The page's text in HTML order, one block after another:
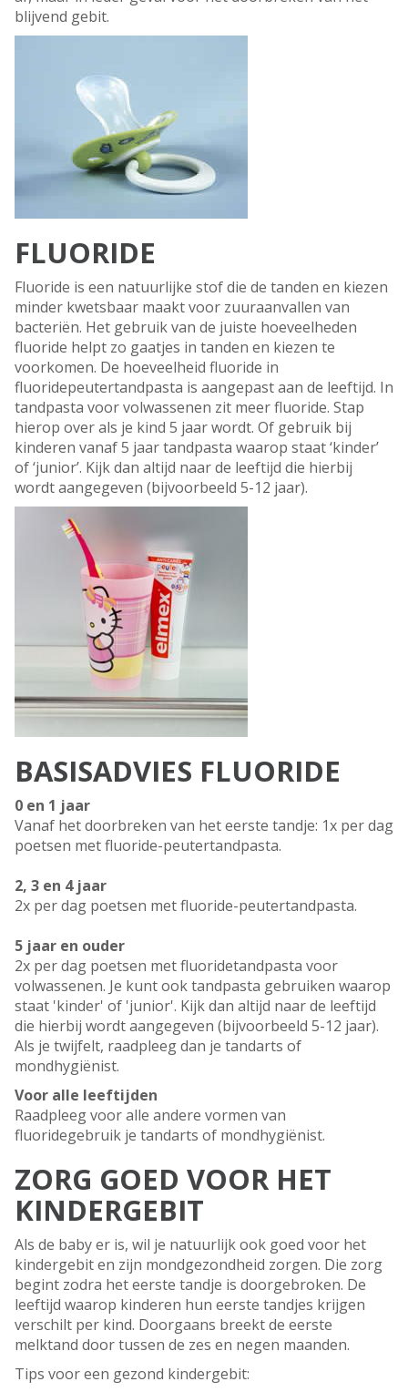
blijvend gebit.
FLUORIDE
Fluoride is een natuurlijke stof die de tanden en kiezen
minder kwetsbaar maakt voor zuuraanvallen van
bacteriën. Het gebruik van de juiste hoeveelheden
fluoride helpt zo gaatjes in tanden en kiezen te
voorkomen. De hoeveelheid fluoride in
fluoridepeutertandpasta is aangepast aan de leeftijd. In
tandpasta voor volwassenen zit meer fluoride. Stap
hierop over als je kind 5 jaar wordt. Of gebruik bij
kinderen vanaf 5 jaar tandpasta waarop staat ‘kinder’
of ‘junior’. Kijk dan altijd naar de leeftijd die hierbij
wordt aangegeven (bijvoorbeeld 5-12 jaar).
BASISADVIES FLUORIDE
0 en 1 jaar
Vanaf het doorbreken van het eerste tandje: 1x per dag
poetsen met fluoride-peutertandpasta.
2, 3 en 4 jaar
2x per dag poetsen met fluoride-peutertandpasta.
5 jaar en ouder
2x per dag poetsen met fluoridetandpasta voor
volwassenen. Je kunt ook tandpasta gebruiken waarop
staat 'kinder' of 'junior'. Kijk dan altijd naar de leeftijd
die hierbij wordt aangegeven (bijvoorbeeld 5-12 jaar).
Als je twijfelt, raadpleeg dan je tandarts of
mondhygiënist.
Voor alle leeftijden
Raadpleeg voor alle andere vormen van
fluoridegebruik je tandarts of mondhygiënist.
ZORG GOED VOOR HET
KINDERGEBIT
Als de baby er is, wil je natuurlijk ook goed voor het
kindergebit en zijn mondgezondheid zorgen. Die zorg
begint zodra het eerste tandje is doorgebroken. De
leeftijd waarop kinderen hun eerste tandjes krijgen
verschilt per kind. Doorgaans breekt de eerste
melktand door tussen de zes en negen maanden.
Tips voor een gezond kindergebit: